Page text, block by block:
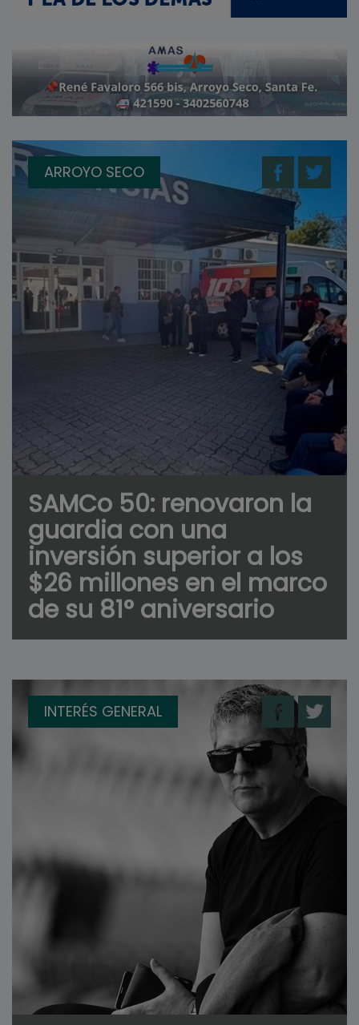
ARROYO SECO
SAMCo 50: renovaron la
guardia con una
inversión superior a los
$26 millones en el marco
de su 81° aniversario
INTERÉS GENERAL